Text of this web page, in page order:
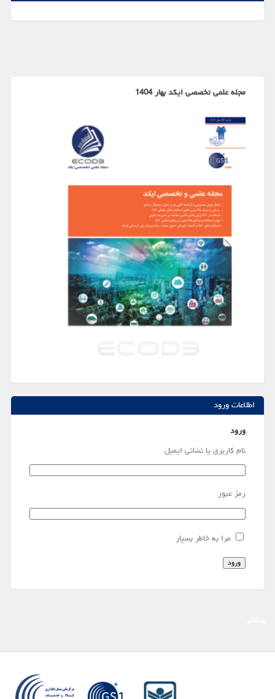
مجله علمی تخصصی ایکد بهار 1404
اطلاعات ورود
ورود
نام کاربری یا نشانی ایمیل
رمز عبور
مرا به خاطر بسپار
ورود